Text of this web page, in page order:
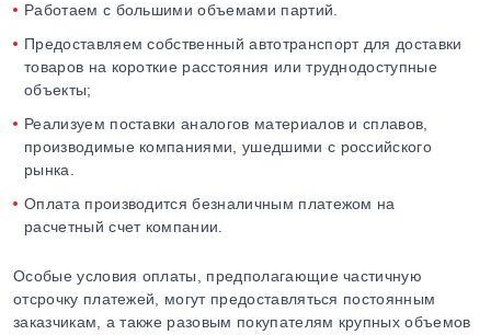
Работаем с большими объемами партий.
Предоставляем собственный автотранспорт для доставки
товаров на короткие расстояния или труднодоступные
объекты;
Реализуем поставки аналогов материалов и сплавов,
производимые компаниями, ушедшими с российского
рынка.
Оплата производится безналичным платежом на
расчетный счет компании.
Особые условия оплаты, предполагающие частичную
отсрочку платежей, могут предоставляться постоянным
заказчикам, а также разовым покупателям крупных объемов